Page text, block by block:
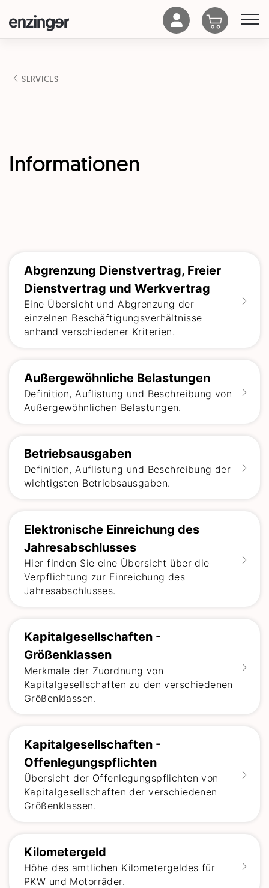
SERVICES
Informationen
Abgrenzung Dienstvertrag, Freier
Dienstvertrag und Werkvertrag
Eine Übersicht und Abgrenzung der
einzelnen Beschäftigungsverhältnisse
anhand verschiedener Kriterien.
Außergewöhnliche Belastungen
Definition, Auflistung und Beschreibung von
Außergewöhnlichen Belastungen.
Betriebsausgaben
Definition, Auflistung und Beschreibung der
wichtigsten Betriebsausgaben.
Elektronische Einreichung des
Jahresabschlusses
Hier finden Sie eine Übersicht über die
Verpflichtung zur Einreichung des
Jahresabschlusses.
Kapitalgesellschaften -
Größenklassen
Merkmale der Zuordnung von
Kapitalgesellschaften zu den verschiedenen
Größenklassen.
Kapitalgesellschaften -
Offenlegungspflichten
Übersicht der Offenlegungspflichten von
Kapitalgesellschaften der verschiedenen
Größenklassen.
Kilometergeld
Höhe des amtlichen Kilometergeldes für
PKW und Motorräder.